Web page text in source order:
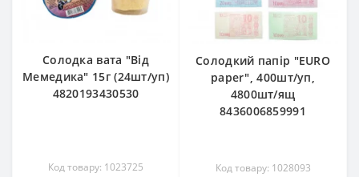
Солодка вата "Від
Мемедика" 15г (24шт/уп)
4820193430530
Код товару: 1023725
Солодкий папір "EURO
paper", 400шт/уп,
4800шт/ящ
8436006859991
Код товару: 1028093